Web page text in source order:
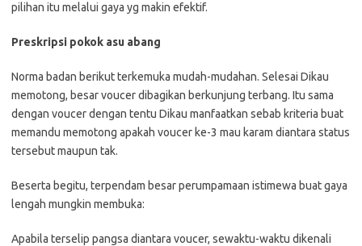
pilihan itu melalui gaya yg makin efektif.
Preskripsi pokok asu abang
Norma badan berikut terkemuka mudah-mudahan. Selesai Dikau
memotong, besar voucer dibagikan berkunjung terbang. Itu sama
dengan voucer dengan tentu Dikau manfaatkan sebab kriteria buat
memandu memotong apakah voucer ke-3 mau karam diantara status
tersebut maupun tak.
Beserta begitu, terpendam besar perumpamaan istimewa buat gaya
lengah mungkin membuka:
Apabila terselip pangsa diantara voucer, sewaktu-waktu dikenali